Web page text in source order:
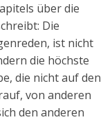
über die
Die
ist nicht
die höchste
die nicht auf den
von anderen
den anderen